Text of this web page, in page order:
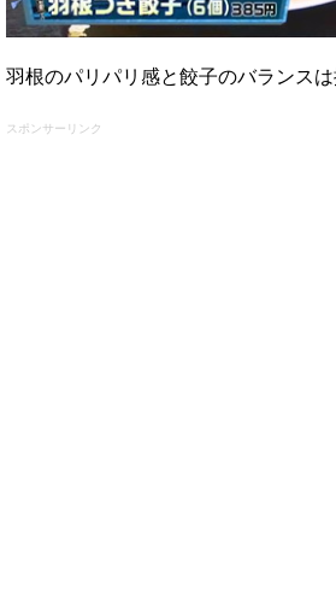
羽根のパリパリ感と餃子のバランスは
スポンサーリンク